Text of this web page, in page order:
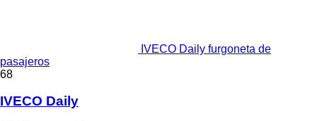
IVECO Daily furgoneta de
pasajeros
68
IVECO Daily